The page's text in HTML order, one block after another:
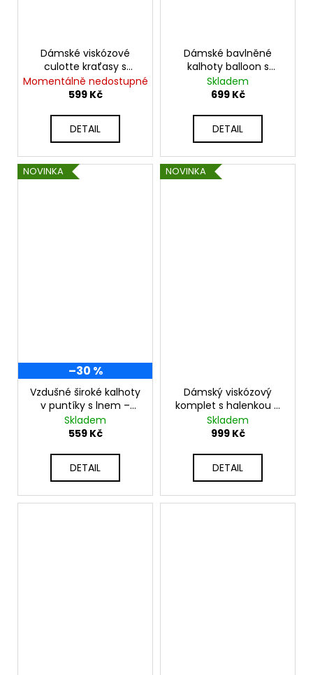
Dámské viskózové
culotte kraťasy s
páskem v boho stylu
K2099
Momentálně nedostupné
599 Kč
DETAIL
Dámské bavlněné
kalhoty balloon s
gumou a vázáním na
nohavicích K25393
Skladem
699 Kč
DETAIL
NOVINKA
–30 %
Vzdušné široké kalhoty
v puntíky s lnem –
letní must-have
kousek POLKA DOT
Skladem
559 Kč
DETAIL
NOVINKA
Dámský viskózový
komplet s halenkou a
širokými kalhotami
K0590
Skladem
999 Kč
DETAIL